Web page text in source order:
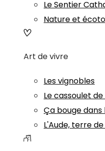
Le Sentier
Nature et
Art de vivre
Les vignobles
Le cassoulet
Ça bouge dans
L'Aude, terre